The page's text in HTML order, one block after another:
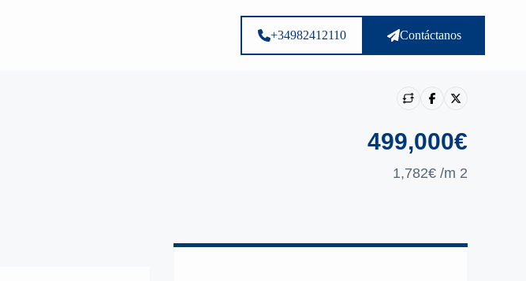
+34982412110 Contáctanos
499,000€
1,782€ /m 2
Mostrar todas loas photos